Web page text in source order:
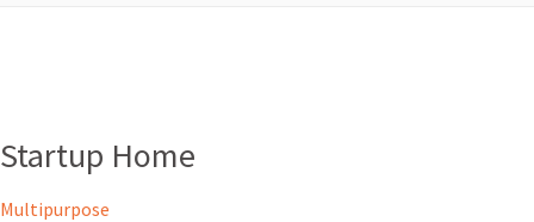
Startup Home
Multipurpose